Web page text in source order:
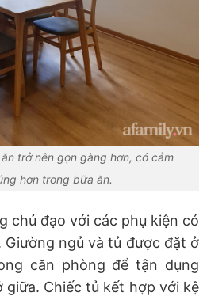
trở nên gọn gàng hơn, có cảm
hơn trong bữa ăn.
chủ đạo với các phụ kiện có
Giường ngủ và tủ được đặt ở
căn phòng để tận dụng
giữa. Chiếc tủ kết hợp với kệ